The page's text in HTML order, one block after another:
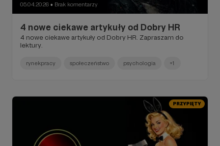
05.04.2026 ● Brak komentarzy
4 nowe ciekawe artykuły od Dobry HR
4 nowe ciekawe artykuły od Dobry HR. Zapraszam do
lektury.
rynekpracy społeczeństwo psychologia +1
PRZYPIĘTY